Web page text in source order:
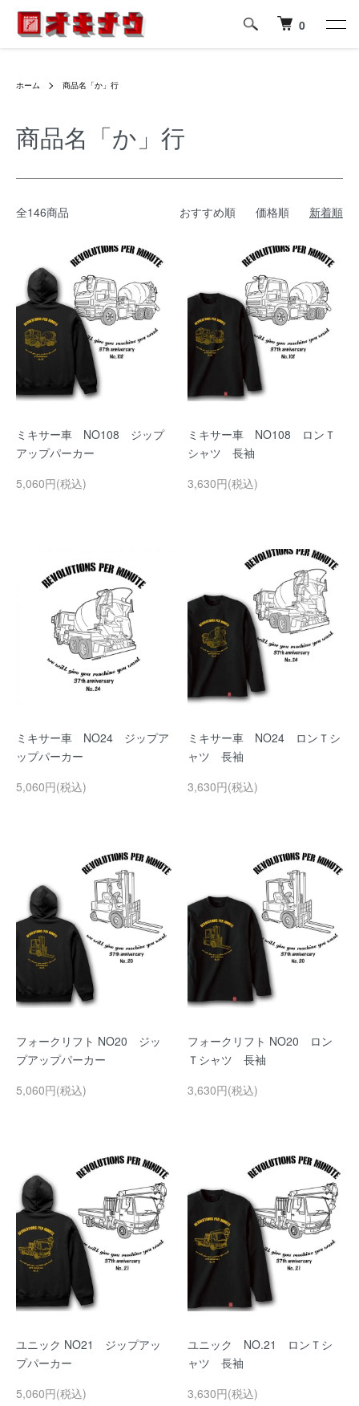
0
ホーム 商品名「か」行
商品名「か」行
全146商品 おすすめ順 価格順 新着順
ミキサー車 NO108 ジップ
アップパーカー
5,060円(税込)
ミキサー車 NO108 ロンＴ
シャツ 長袖
3,630円(税込)
ミキサー車 NO24 ジップア
ップパーカー
5,060円(税込)
ミキサー車 NO24 ロンＴシ
ャツ 長袖
3,630円(税込)
フォークリフト NO20 ジッ
プアップパーカー
5,060円(税込)
フォークリフト NO20 ロン
Ｔシャツ 長袖
3,630円(税込)
ユニック NO21 ジップアッ
プパーカー
5,060円(税込)
ユニック NO.21 ロンＴシ
ャツ 長袖
3,630円(税込)